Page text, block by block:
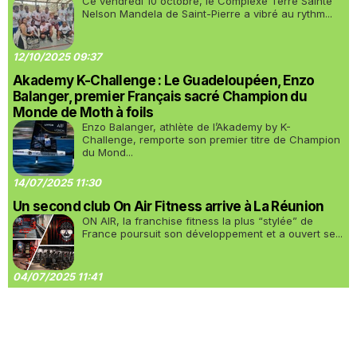
Nelson Mandela de Saint-Pierre a vibré au rythm...
12/10/2025 09:37
Akademy K-Challenge : Le Guadeloupéen, Enzo
Balanger, premier Français sacré Champion du
Monde de Moth à foils
Enzo Balanger, athlète de l’Akademy by K-
Challenge, remporte son premier titre de Champion
du Mond...
14/07/2025 11:30
Un second club On Air Fitness arrive à La Réunion
ON AIR, la franchise fitness la plus “stylée” de
France poursuit son développement et a ouvert se...
04/07/2025 11:41